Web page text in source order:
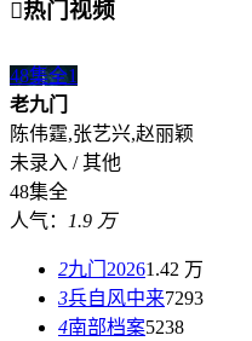
热门视频
48集全1
老九门
陈伟霆,张艺兴,赵丽颖
未录入 / 其他
48集全
人气：
1.9 万
2九门20261.42 万
3兵自风中来7293
4南部档案5238